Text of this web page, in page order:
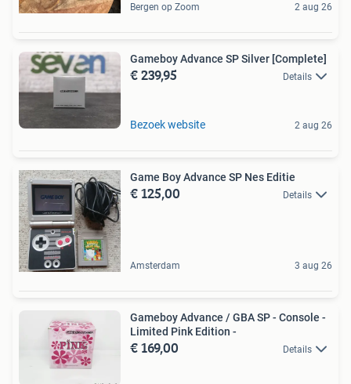
Bergen op Zoom 2 aug 26
Gameboy Advance SP Silver [Complete]
€ 239,95 Details
Bezoek website 2 aug 26
Game Boy Advance SP Nes Editie
€ 125,00 Details
Amsterdam 3 aug 26
Gameboy Advance / GBA SP - Console -
Limited Pink Edition -
€ 169,00 Details